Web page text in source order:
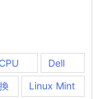
CPU
Dell
Linux Mint